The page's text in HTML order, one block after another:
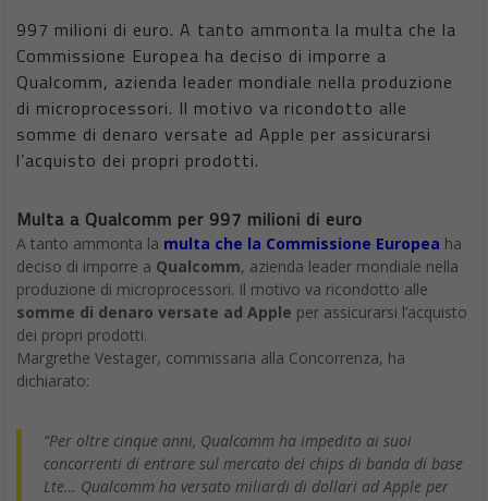
997 milioni di euro. A tanto ammonta la multa che la
Commissione Europea ha deciso di imporre a
Qualcomm, azienda leader mondiale nella produzione
di microprocessori. Il motivo va ricondotto alle
somme di denaro versate ad Apple per assicurarsi
l’acquisto dei propri prodotti.
Multa a Qualcomm per 997 milioni di euro
A tanto ammonta la multa che la Commissione Europea ha
deciso di imporre a Qualcomm, azienda leader mondiale nella
produzione di microprocessori. Il motivo va ricondotto alle
somme di denaro versate ad Apple per assicurarsi l’acquisto
dei propri prodotti.
Margrethe Vestager, commissaria alla Concorrenza, ha
dichiarato:
“Per oltre cinque anni, Qualcomm ha impedito ai suoi
concorrenti di entrare sul mercato dei chips di banda di base
Lte… Qualcomm ha versato miliardi di dollari ad Apple per